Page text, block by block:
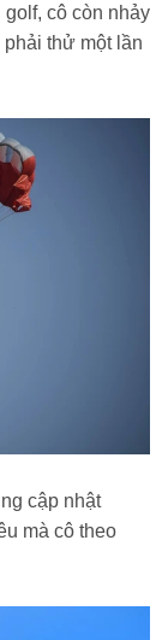
cô còn nhảy
thử một lần
cập nhật
mà cô theo